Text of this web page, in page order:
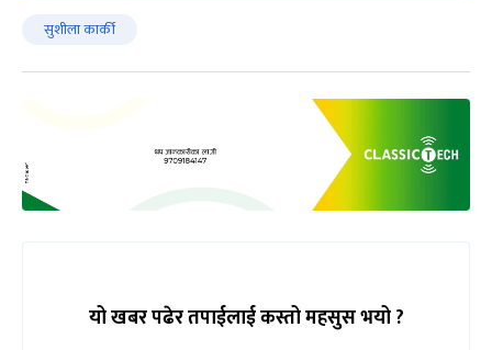
सुशीला कार्की
यो खबर पढेर तपाईलाई कस्तो महसुस भयो ?